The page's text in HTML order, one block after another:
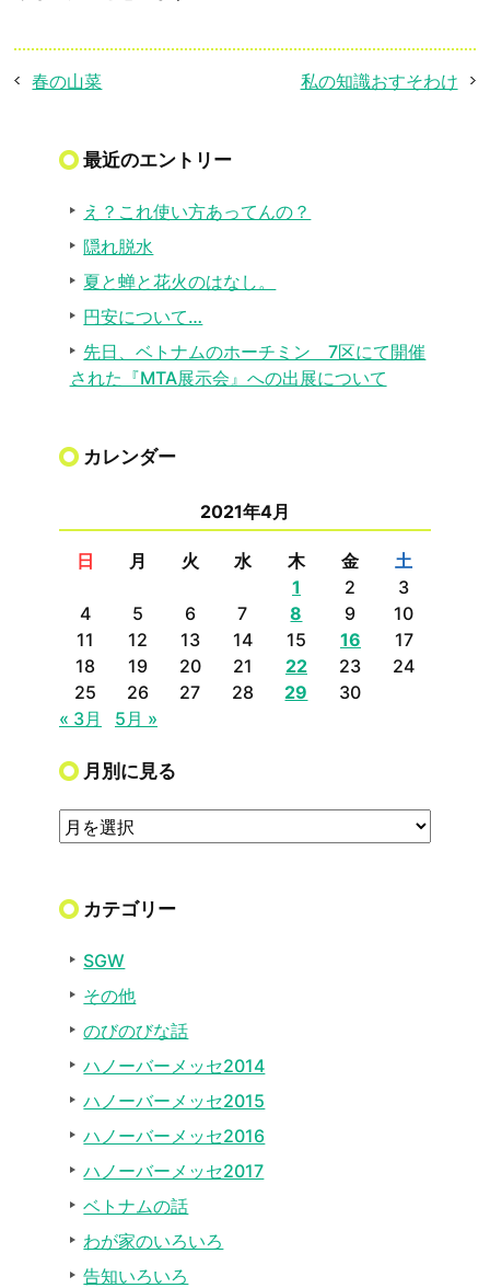
春の山菜 私の知識おすそわけ
最近のエントリー
え？これ使い方あってんの？
隠れ脱水
夏と蝉と花火のはなし。
円安について…
先日、ベトナムのホーチミン 7区にて開催
された『MTA展示会』への出展について
カレンダー
2021年4月
日 月 火 水 木 金
土
1
2
3
4
5 6 7 8 9
10
11
12 13 14 15 16
17
18
19 20 21 22 23
24
25
26 27 28 29
30
« 3月
5月 »
月別に見る
カテゴリー
SGW
その他
のびのびな話
ハノーバーメッセ2014
ハノーバーメッセ2015
ハノーバーメッセ2016
ハノーバーメッセ2017
ベトナムの話
わが家のいろいろ
告知いろいろ